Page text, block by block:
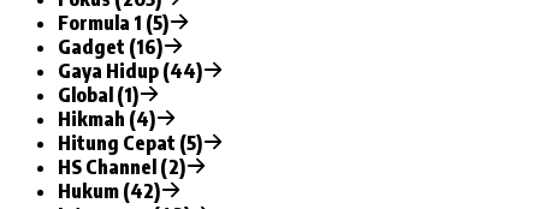
Formula 1 (5)
Gadget (16)
Gaya Hidup (44)
Global (1)
Hikmah (4)
Hitung Cepat (5)
HS Channel (2)
Hukum (42)